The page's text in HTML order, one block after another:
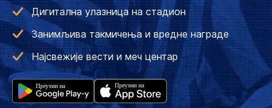
Дигитална улазница на стадион
Занимљива такмичења и вредне награде
Најсвежије вести и меч центар